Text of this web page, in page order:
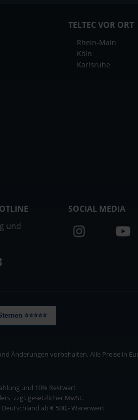
TELTEC VOR ORT
Rhein-Main
Köln
Karlsruhe
und
SOCIAL MEDIA
⭐⭐⭐⭐⭐
Änderungen vorbehalten. Alle Preise in
und 10% Restwert
zzgl. gesetzlicher MwSt.
ab € 500,- Warenwert